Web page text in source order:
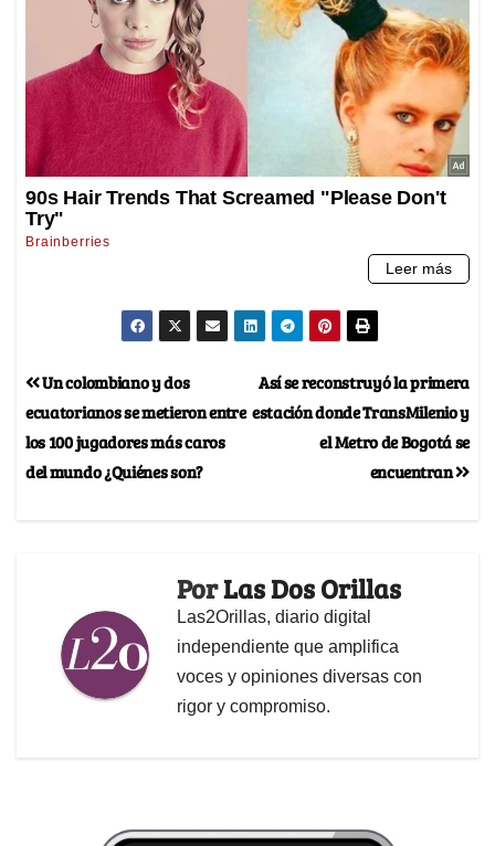
Así se reconstruyó la primera
estación donde TransMilenio y
el Metro de Bogotá se
encuentran
Un colombiano y dos
ecuatorianos se metieron entre
los 100 jugadores más caros
del mundo ¿Quiénes son?
PorLas Dos Orillas
Las2Orillas, diario digital
independiente que amplifica
voces y opiniones diversas con
rigor y compromiso.